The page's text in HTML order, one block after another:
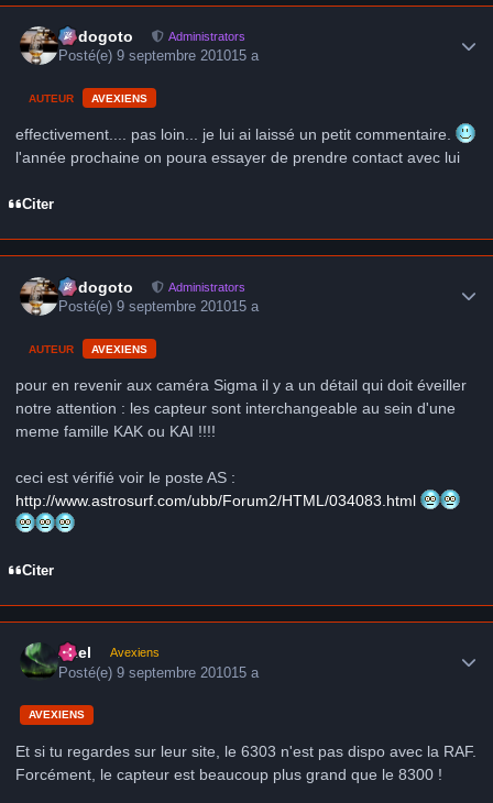
frédogoto Administrators
Posté(e)9 septembre 201015 a
AUTEUR AVEXIENS
effectivement.... pas loin... je lui ai laissé un petit commentaire.
l'année prochaine on poura essayer de prendre contact avec lui
Citer
frédogoto Administrators
Posté(e)9 septembre 201015 a
AUTEUR AVEXIENS
pour en revenir aux caméra Sigma il y a un détail qui doit éveiller
notre attention : les capteur sont interchangeable au sein d'une
meme famille KAK ou KAI !!!!
ceci est vérifié voir le poste AS :
http://www.astrosurf.com/ubb/Forum2/HTML/034083.html
Citer
Axel Avexiens
Posté(e)9 septembre 201015 a
AVEXIENS
Et si tu regardes sur leur site, le 6303 n'est pas dispo avec la RAF.
Forcément, le capteur est beaucoup plus grand que le 8300 !